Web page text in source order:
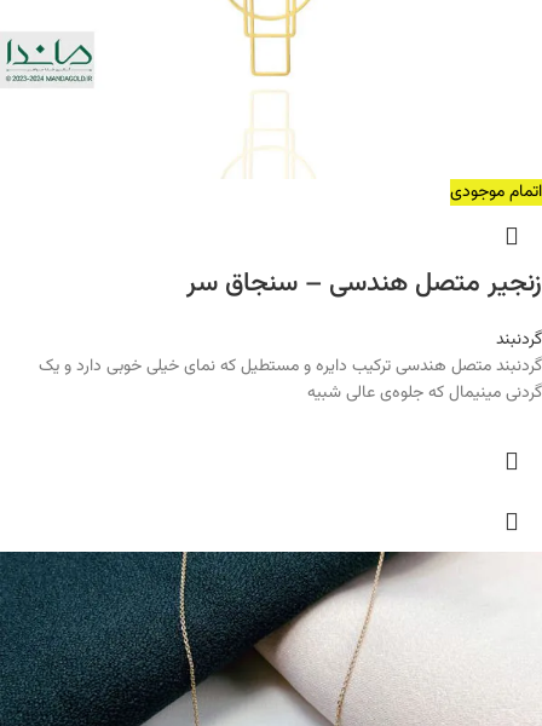
اتمام موجودی
زنجیر متصل هندسی – سنجاق سر
گردنبند
گردنبند متصل هندسی ترکیب دایره و مستطیل که نمای خیلی خوبی دارد و یک
گردنی مینیمال که جلوه‌ی عالی شبیه